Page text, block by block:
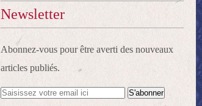
Newsletter
Abonnez-vous pour être averti des nouveaux
articles publiés.